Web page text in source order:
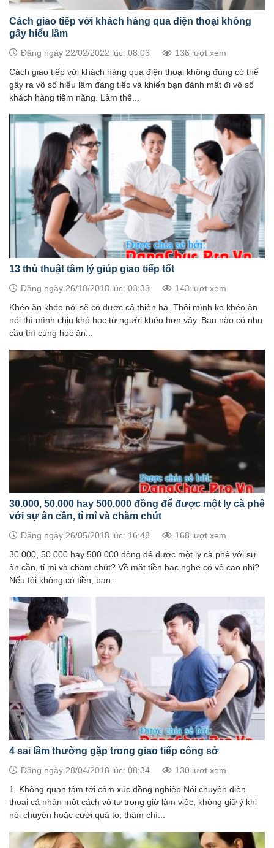
Cách giao tiếp với khách hàng qua điện thoại không
gây hiểu lầm
Đăng ngày 22/02/2022 lúc: 08:03 136 lượt xem
Cách giao tiếp với khách hàng qua điện thoại không đúng có thể
gây ra vô số hiểu lầm đáng tiếc và khiến bạn đánh mất đi vô số
khách hàng tiềm năng. Làm thế...
13 thủ thuật tâm lý giúp giao tiếp tốt
Đăng ngày 26/10/2018 lúc: 03:33 143 lượt xem
Khéo ăn khéo nói sẽ có được cả thiên hạ. Thôi mình ko khéo ăn
nói thì mình chịu khó học từ người khéo hơn vậy. Bạn nào có nhu
cầu thì cùng học ăn...
30.000, 50.000 hay 500.000 đồng để được một ly cà phê
với sự ân cần, tỉ mỉ và chăm chút
Đăng ngày 26/05/2018 lúc: 16:48 168 lượt xem
30.000, 50.000 hay 500.000 đồng để được một ly cà phê với sự
ân cần, tỉ mỉ và chăm chút? Về mặt tiền bạc nghe có vẻ cao nhỉ?
Nếu tôi không có tiền, bạn...
4 sai lầm thường gặp trong giao tiếp công sở
Đăng ngày 28/04/2018 lúc: 08:34 130 lượt xem
1. Không quan tâm tới cảm xúc đồng nghiệp Nói chuyện điện
thoại cá nhân một cách vô tư trong giờ làm việc, không giữ ý khi
nói chuyện hoặc cười quá to, thậm chí...